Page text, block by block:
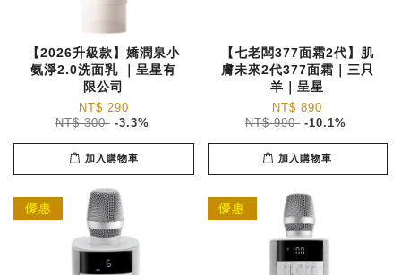
【2026升級款】嬌潤泉小
氨淨2.0洗面乳 ｜呈星有
限公司
NT$ 290
NT$ 300 -3.3%
加入購物車
【七老闆377面霜2代】肌
膚未來2代377面霜｜三只
羊｜呈星
NT$ 890
NT$ 990 -10.1%
加入購物車
優惠 優惠